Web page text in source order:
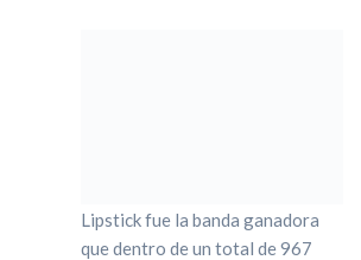
Lipstick fue la banda ganadora
que dentro de un total de 967